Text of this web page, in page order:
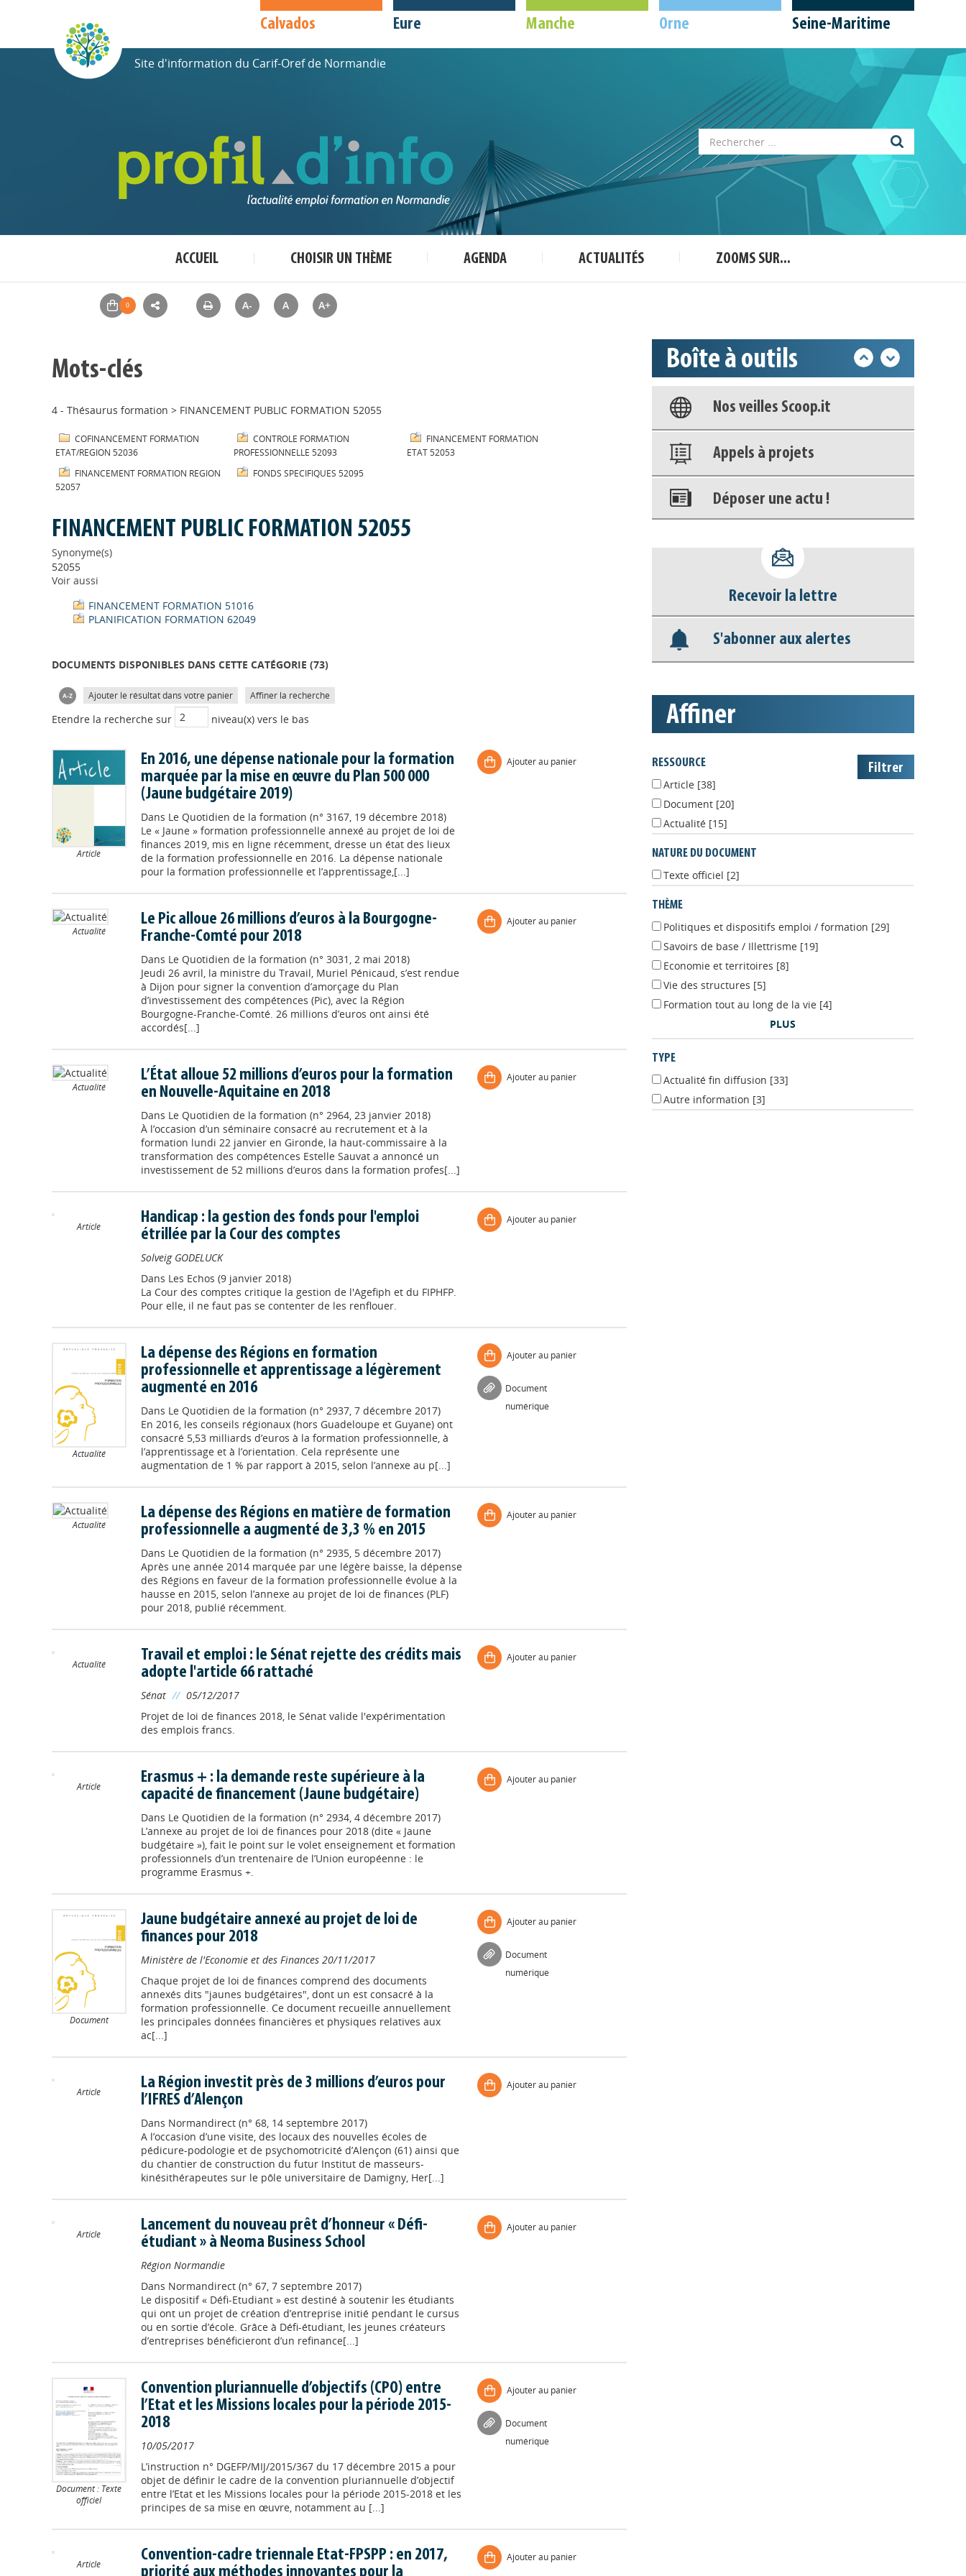
Calvados Eure Manche Orne Seine-Maritime
Site d'information du Carif-Oref de Normandie
ACCUEIL CHOISIR UN THÈME AGENDA ACTUALITÉS ZOOMS SUR...
A- A A+
Mots-clés
4 - Thésaurus formation > FINANCEMENT PUBLIC FORMATION 52055
COFINANCEMENT FORMATION
ETAT/REGION 52036
CONTROLE FORMATION
PROFESSIONNELLE 52093
FINANCEMENT FORMATION
ETAT 52053
FINANCEMENT FORMATION REGION
52057
FONDS SPECIFIQUES 52095
FINANCEMENT PUBLIC FORMATION 52055
Synonyme(s)
52055
Voir aussi
FINANCEMENT FORMATION 51016
PLANIFICATION FORMATION 62049
DOCUMENTS DISPONIBLES DANS CETTE CATÉGORIE (73)
Ajouter le résultat dans votre panier Affiner la recherche
Etendre la recherche sur niveau(x) vers le bas
Article
En 2016, une dépense nationale pour la formation
marquée par la mise en œuvre du Plan 500 000
(Jaune budgétaire 2019)
Dans Le Quotidien de la formation (n° 3167, 19 décembre 2018)
Le « Jaune » formation professionnelle annexé au projet de loi de
finances 2019, mis en ligne récemment, dresse un état des lieux
de la formation professionnelle en 2016. La dépense nationale
pour la formation professionnelle et l’apprentissage,[...]
Ajouter au panier
Actualité
Le Pic alloue 26 millions d’euros à la Bourgogne-
Franche-Comté pour 2018
Dans Le Quotidien de la formation (n° 3031, 2 mai 2018)
Jeudi 26 avril, la ministre du Travail, Muriel Pénicaud, s’est rendue
à Dijon pour signer la convention d’amorçage du Plan
d’investissement des compétences (Pic), avec la Région
Bourgogne-Franche-Comté. 26 millions d’euros ont ainsi été
accordés[...]
Ajouter au panier
Actualité
L’État alloue 52 millions d’euros pour la formation
en Nouvelle-Aquitaine en 2018
Dans Le Quotidien de la formation (n° 2964, 23 janvier 2018)
À l’occasion d’un séminaire consacré au recrutement et à la
formation lundi 22 janvier en Gironde, la haut-commissaire à la
transformation des compétences Estelle Sauvat a annoncé un
investissement de 52 millions d’euros dans la formation profes[...]
Ajouter au panier
Article
Handicap : la gestion des fonds pour l'emploi
étrillée par la Cour des comptes
Solveig GODELUCK
Dans Les Echos (9 janvier 2018)
La Cour des comptes critique la gestion de l'Agefiph et du FIPHFP.
Pour elle, il ne faut pas se contenter de les renflouer.
Ajouter au panier
Actualité
La dépense des Régions en formation
professionnelle et apprentissage a légèrement
augmenté en 2016
Dans Le Quotidien de la formation (n° 2937, 7 décembre 2017)
En 2016, les conseils régionaux (hors Guadeloupe et Guyane) ont
consacré 5,53 milliards d’euros à la formation professionnelle, à
l’apprentissage et à l’orientation. Cela représente une
augmentation de 1 % par rapport à 2015, selon l’annexe au p[...]
Ajouter au panier
Document
numérique
Actualité
La dépense des Régions en matière de formation
professionnelle a augmenté de 3,3 % en 2015
Dans Le Quotidien de la formation (n° 2935, 5 décembre 2017)
Après une année 2014 marquée par une légère baisse, la dépense
des Régions en faveur de la formation professionnelle évolue à la
hausse en 2015, selon l’annexe au projet de loi de finances (PLF)
pour 2018, publié récemment.
Ajouter au panier
Actualité
Travail et emploi : le Sénat rejette des crédits mais
adopte l'article 66 rattaché
Sénat // 05/12/2017
Projet de loi de finances 2018, le Sénat valide l'expérimentation
des emplois francs.
Ajouter au panier
Article
Erasmus + : la demande reste supérieure à la
capacité de financement (Jaune budgétaire)
Dans Le Quotidien de la formation (n° 2934, 4 décembre 2017)
L’annexe au projet de loi de finances pour 2018 (dite « Jaune
budgétaire »), fait le point sur le volet enseignement et formation
professionnels d’un trentenaire de l’Union européenne : le
programme Erasmus +.
Ajouter au panier
Document
Jaune budgétaire annexé au projet de loi de
finances pour 2018
Ministère de l'Economie et des Finances 20/11/2017
Chaque projet de loi de finances comprend des documents
annexés dits "jaunes budgétaires", dont un est consacré à la
formation professionnelle. Ce document recueille annuellement
les principales données financières et physiques relatives aux
ac[...]
Ajouter au panier
Document
numérique
Article
La Région investit près de 3 millions d’euros pour
l’IFRES d’Alençon
Dans Normandirect (n° 68, 14 septembre 2017)
A l’occasion d’une visite, des locaux des nouvelles écoles de
pédicure-podologie et de psychomotricité d’Alençon (61) ainsi que
du chantier de construction du futur Institut de masseurs-
kinésithérapeutes sur le pôle universitaire de Damigny, Her[...]
Ajouter au panier
Article
Lancement du nouveau prêt d’honneur « Défi-
étudiant » à Neoma Business School
Région Normandie
Dans Normandirect (n° 67, 7 septembre 2017)
Le dispositif « Défi-Etudiant » est destiné à soutenir les étudiants
qui ont un projet de création d’entreprise initié pendant le cursus
ou en sortie d’école. Grâce à Défi-étudiant, les jeunes créateurs
d’entreprises bénéficieront d’un refinance[...]
Ajouter au panier
Document : Texte
officiel
Convention pluriannuelle d’objectifs (CPO) entre
l’Etat et les Missions locales pour la période 2015-
2018
10/05/2017
L’instruction n° DGEFP/MIJ/2015/367 du 17 décembre 2015 a pour
objet de définir le cadre de la convention pluriannuelle d’objectif
entre l’Etat et les Missions locales pour la période 2015-2018 et les
principes de sa mise en œuvre, notamment au [...]
Ajouter au panier
Document
numérique
Article
Convention-cadre triennale Etat-FPSPP : en 2017,
priorité aux méthodes innovantes pour la
Ajouter au panier
Boîte à outils
Appels à projets
Accéder à son compte - (Se
Base documentaire
Nos veilles Scoop.it
Appels à projets
Déposer une actu !
Accéder à son compte - (Se
Base documentaire
affiner
RESSOURCE
Article
Document [20]
Actualité[15]
NATURE DU DOCUMENT
Texte officiel[2]
THÈME
Politiques et dispositifs emploi / formation
Savoirs de base / Illettrisme
Economie et territoires
Vie des structures[5]
Formation tout au long de la vie
PLUS
TYPE
Actualité fin diffusion
Autre information[3]